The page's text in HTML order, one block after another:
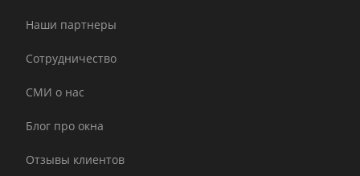
Наши партнеры
Сотрудничество
СМИ о нас
Блог про окна
Отзывы клиентов